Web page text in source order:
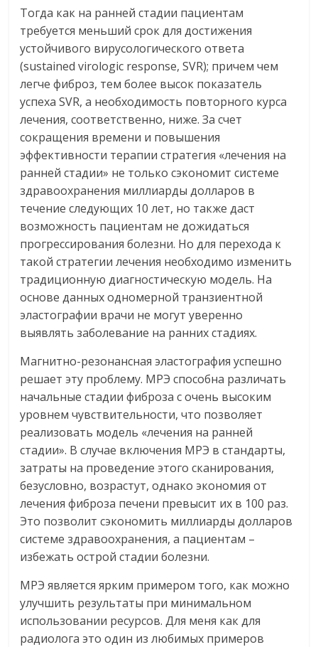
Тогда как на ранней стадии пациентам
требуется меньший срок для достижения
устойчивого вирусологического ответа
(sustained virologic response, SVR); причем чем
легче фиброз, тем более высок показатель
успеха SVR, а необходимость повторного курса
лечения, соответственно, ниже. За счет
сокращения времени и повышения
эффективности терапии стратегия «лечения на
ранней стадии» не только сэкономит системе
здравоохранения миллиарды долларов в
течение следующих 10 лет, но также даст
возможность пациентам не дожидаться
прогрессирования болезни. Но для перехода к
такой стратегии лечения необходимо изменить
традиционную диагностическую модель. На
основе данных одномерной транзиентной
эластографии врачи не могут уверенно
выявлять заболевание на ранних стадиях.
Магнитно-резонансная эластография успешно
решает эту проблему. МРЭ способна различать
начальные стадии фиброза с очень высоким
уровнем чувствительности, что позволяет
реализовать модель «лечения на ранней
стадии». В случае включения МРЭ в стандарты,
затраты на проведение этого сканирования,
безусловно, возрастут, однако экономия от
лечения фиброза печени превысит их в 100 раз.
Это позволит сэкономить миллиарды долларов
системе здравоохранения, а пациентам –
избежать острой стадии болезни.
МРЭ является ярким примером того, как можно
улучшить результаты при минимальном
использовании ресурсов. Для меня как для
радиолога это один из любимых примеров